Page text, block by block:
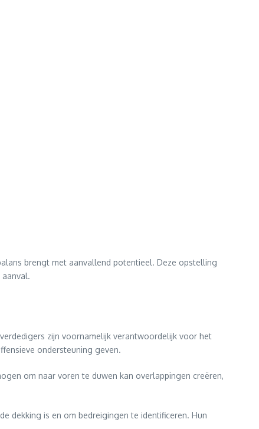
brengt met aanvallend potentieel. Deze opstelling
zijn voornamelijk verantwoordelijk voor het
ondersteuning geven.
om naar voren te duwen kan overlappingen creëren,
dekking is en om bedreigingen te identificeren. Hun